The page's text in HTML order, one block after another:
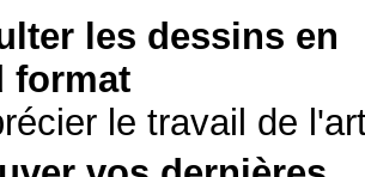
les dessins en
format
le travail de